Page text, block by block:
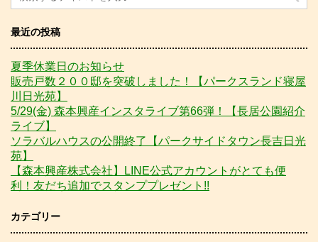
最近の投稿
夏季休業日のお知らせ
販売戸数２００邸を突破しました！【パークスランド寝屋
川日光苑】
5/29(金) 森本興産インスタライブ第66弾！【長居公園紹介
ライブ】
ソラバルハウスの公開終了【パークサイドタウン長吉日光
苑】
【森本興産株式会社】LINE公式アカウントがとても便
利！友だち追加でスタンププレゼント!!
カテゴリー